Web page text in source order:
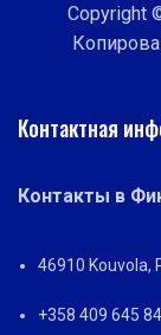
Copyright
Контактная
Контакты в
46910 Kouvola,
+358 409 645